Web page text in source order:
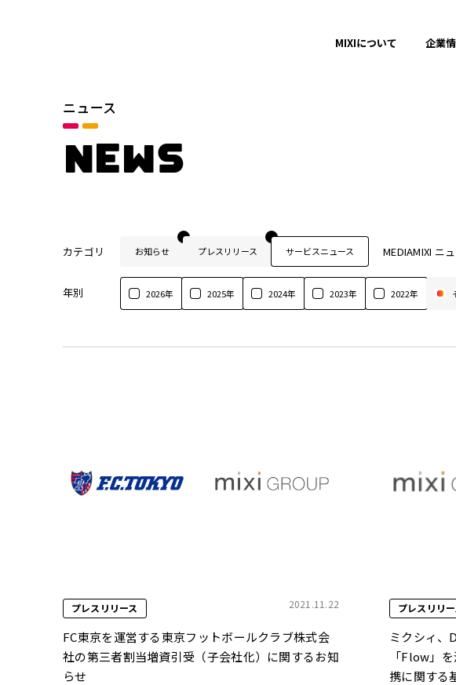
MIXIについて 企業
ニュース
NEWS
カテゴリ お知らせ プレスリリース サービスニュース MEDIAMIXI ニ
年別 2026年 2025年 2024年 2023年 2022年
プレスリリース 2021.11.22
FC東京を運営する東京フットボールクラブ株式会
社の第三者割当増資引受（子会社化）に関するお知
らせ
プレスリリー
ミクシィ、
「Flow」
携に関する